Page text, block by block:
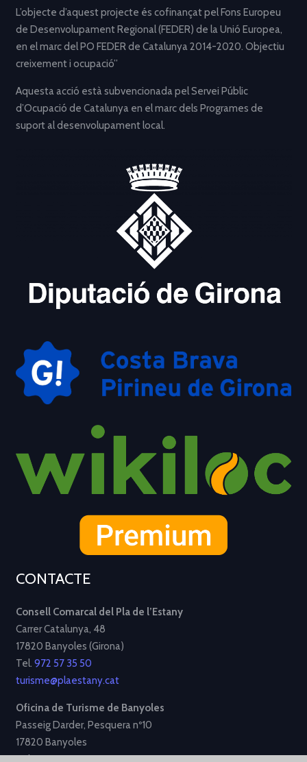
L’objecte d’aquest projecte és cofinançat pel Fons Europeu
de Desenvolupament Regional (FEDER) de la Unió Europea,
en el marc del PO FEDER de Catalunya 2014-2020. Objectiu
creixement i ocupació”
Aquesta acció està subvencionada pel Servei Públic
d’Ocupació de Catalunya en el marc dels Programes de
suport al desenvolupament local.
CONTACTE
Consell Comarcal del Pla de l’Estany
Carrer Catalunya, 48
17820 Banyoles (Girona)
Tel. 972 57 35 50
turisme@plaestany.cat
Oficina de Turisme de Banyoles
Passeig Darder, Pesquera nº10
17820 Banyoles
Tel.972 58 34 70